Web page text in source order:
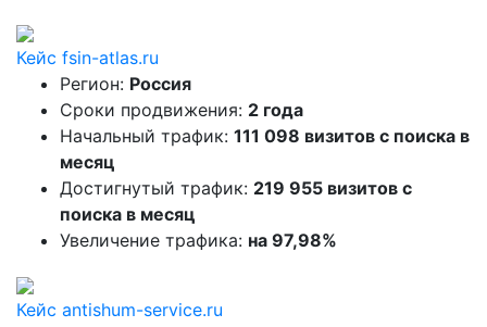
Кейс fsin-atlas.ru
Регион: Россия
Сроки продвижения: 2 года
Начальный трафик: 111 098 визитов с поиска в
месяц
Достигнутый трафик: 219 955 визитов с
поиска в месяц
Увеличение трафика: на 97,98%
Кейс antishum-service.ru